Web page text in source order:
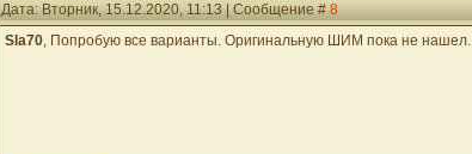
Дата: Вторник, 15.12.2020, 11:13 | Сообщение #8
Sla70, Попробую все варианты. Оригинальную ШИМ пока не нашел.